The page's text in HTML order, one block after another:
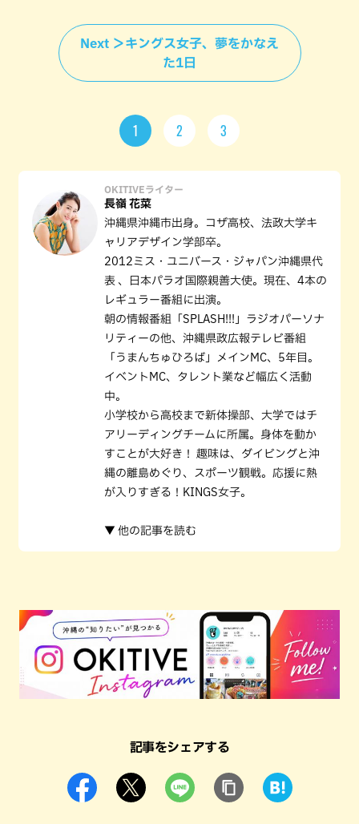
Next ＞キングス女子、夢をかなえ
た1日
1 2 3
OKITIVEライター
長嶺 花菜
沖縄県沖縄市出身。コザ高校、法政大学キ
ャリアデザイン学部卒。
2012ミス・ユニバース・ジャパン沖縄県代
表 、日本パラオ国際親善大使。現在、4本の
レギュラー番組に出演。
朝の情報番組「SPLASH!!!」ラジオパーソナ
リティーの他、沖縄県政広報テレビ番組
「うまんちゅひろば」メインMC、5年目。
イベントMC、タレント業など幅広く活動
中。
小学校から高校まで新体操部、大学ではチ
アリーディングチームに所属。身体を動か
すことが大好き！ 趣味は、ダイビングと沖
縄の離島めぐり、スポーツ観戦。応援に熱
が入りすぎる！KINGS女子。
▼ 他の記事を読む
記事をシェアする